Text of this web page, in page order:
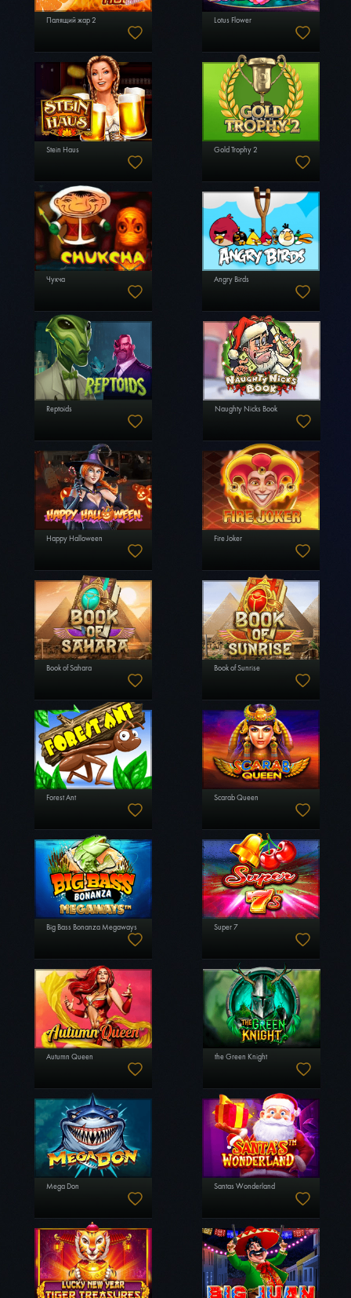
Палящий жар 2 Lotus Flower
Stein Haus Gold Trophy 2
Чукча Angry Birds
Reptoids Naughty Nicks Book
Happy Halloween Fire Joker
Book of Sahara Book of Sunrise
Forest Ant Scarab Queen
Big Bass Bonanza Megaways Super 7
Autumn Queen the Green Knight
Mega Don Santas Wonderland